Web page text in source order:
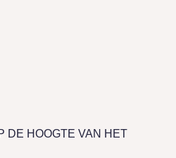
DE HOOGTE VAN HET